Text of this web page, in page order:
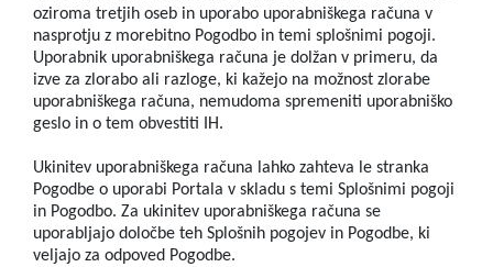
oziroma tretjih oseb in uporabo uporabniškega računa v
nasprotju z morebitno Pogodbo in temi splošnimi pogoji.
Uporabnik uporabniškega računa je dolžan v primeru, da
izve za zlorabo ali razloge, ki kažejo na možnost zlorabe
uporabniškega računa, nemudoma spremeniti uporabniško
geslo in o tem obvestiti IH.
Ukinitev uporabniškega računa lahko zahteva le stranka
Pogodbe o uporabi Portala v skladu s temi Splošnimi pogoji
in Pogodbo. Za ukinitev uporabniškega računa se
uporabljajo določbe teh Splošnih pogojev in Pogodbe, ki
veljajo za odpoved Pogodbe.